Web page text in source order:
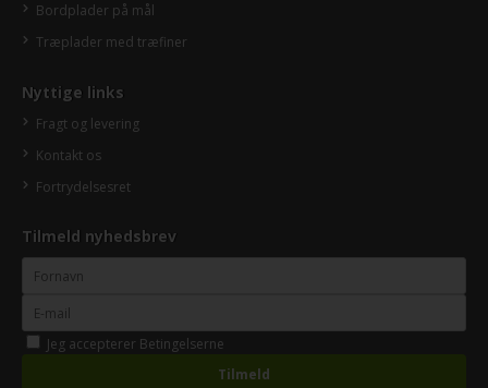
Bordplader på mål
Træplader med træfiner
Nyttige links
Fragt og levering
Kontakt os
Fortrydelsesret
Tilmeld nyhedsbrev
Jeg accepterer Betingelserne